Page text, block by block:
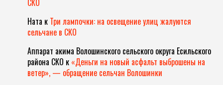
СКО
Ната к Три лампочки: на освещение улиц жалуются
сельчане в СКО
Аппарат акима Волошинского сельского округа Есильского
района СКО к «Деньги на новый асфальт выброшены на
ветер», — обращение сельчан Волошинки